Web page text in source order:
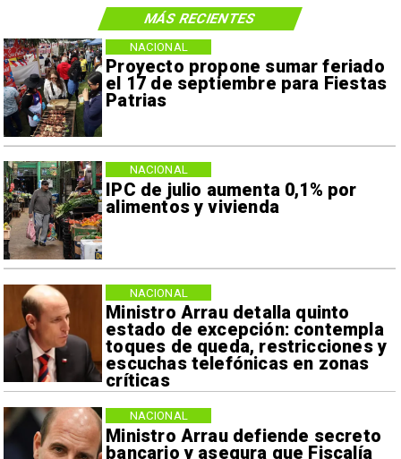
Proyecto propone sumar feriado
el 17 de septiembre para Fiestas
Patrias
NACIONAL
IPC de julio aumenta 0,1% por
alimentos y vivienda
NACIONAL
Ministro Arrau detalla quinto
estado de excepción: contempla
toques de queda, restricciones y
escuchas telefónicas en zonas
críticas
NACIONAL
Ministro Arrau defiende secreto
bancario y asegura que Fiscalía
NACIONAL
MÁS RECIENTES